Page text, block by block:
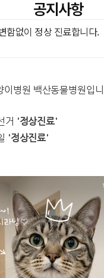
공지사항
함없이 정상 진료합니다.
이병원 백산동물병원입
거 '정상진료'
'정상진료'